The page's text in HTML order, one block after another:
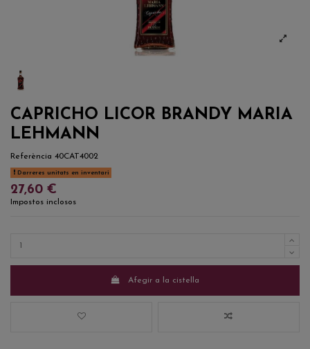
CAPRICHO LICOR BRANDY MARIA
LEHMANN
Referència 40CAT4002
Darreres unitats en inventari
27,60 €
Impostos inclosos
Afegir a la cistella